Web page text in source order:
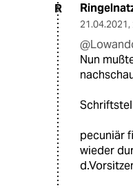
R
21.04.2021,
Nun
pecuniär
wieder